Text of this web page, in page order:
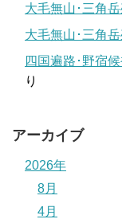
大毛無山･三角
大毛無山･三角
四国遍路･野宿
り
アーカイブ
2026年
8月
4月